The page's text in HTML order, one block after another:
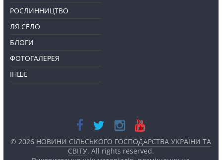
РОСЛИННИЦТВО
ЛЯ СЕЛО
БЛОГИ
ФОТОГАЛЕРЕЯ
ІНШЕ
© 2026 НОВИНИ СІЛЬСЬКОГО ГОСПОДАРСТВА УКРАЇНИ ТА
СВІТУ. All rights reserved.